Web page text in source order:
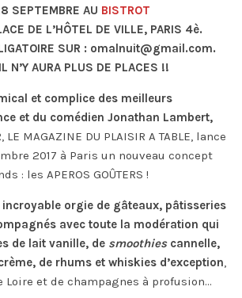
SEPTEMBRE AU BISTROT
DE L’HÔTEL DE VILLE, PARIS 4è.
SUR : omalnuit@gmail.com.
N’Y AURA PLUS DE PLACES !!
et complice des meilleurs
et du comédien Jonathan Lambert,
LE MAGAZINE DU PLAISIR A TABLE, lance
2017 à Paris un nouveau concept
: les APEROS GOÛTERS !
incroyable orgie de gâteaux, pâtisseries
avec toute la modération qui
de lait vanille, de smoothiescannelle,
de rhums et whiskies d’exception,
Loire et de champagnes à profusion…